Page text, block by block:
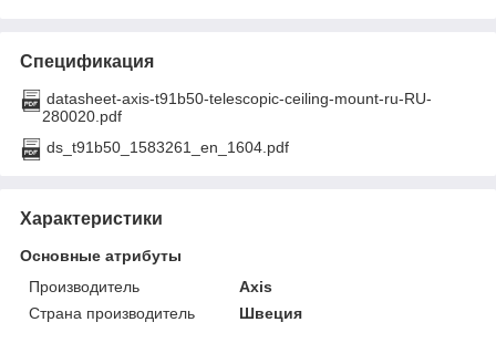
Спецификация
datasheet-axis-t91b50-telescopic-ceiling-mount-ru-RU-
280020.pdf
ds_t91b50_1583261_en_1604.pdf
Характеристики
Основные атрибуты
Производитель
Axis
Страна производитель
Швеция